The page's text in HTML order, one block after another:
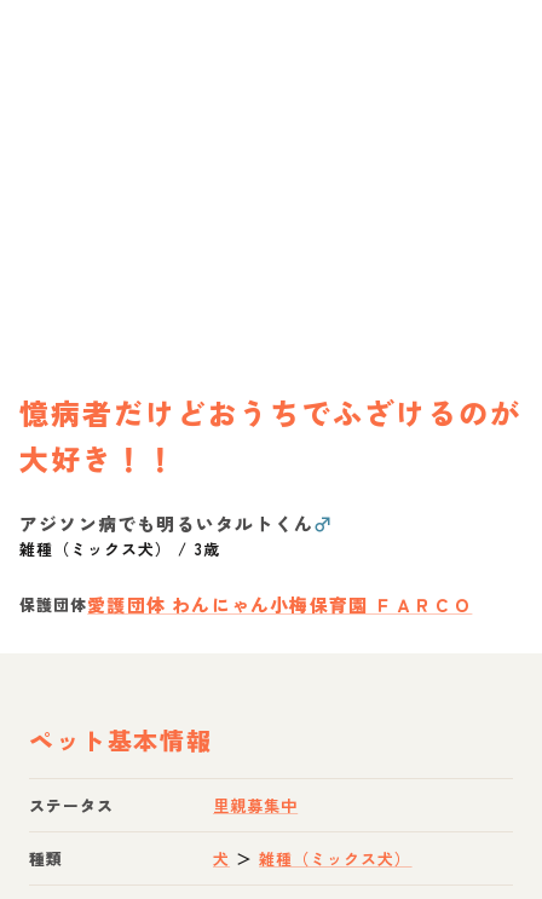
憶病者だけどおうちでふざけるのが
大好き！！
アジソン病でも明るいタルトくん♂
雑種（ミックス犬） / 3歳
保護団体愛護団体 わんにゃん小梅保育園 ＦＡＲＣＯ
ペット基本情報
ステータス 里親募集中
種類 犬 ＞雑種（ミックス犬）